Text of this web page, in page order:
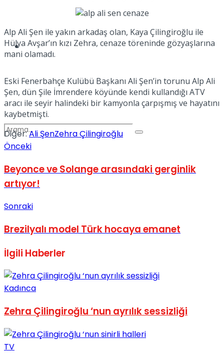
Podcast
No Result
View All Result
Alp Ali Şen ile yakın arkadaş olan, Kaya Çilingiroğlu ile
Hülya Avşar’ın kızı Zehra, cenaze töreninde gözyaşlarına
mani olamadı.
Eski Fenerbahçe Kulübü Başkanı Ali Şen’in torunu Alp Ali
Şen, dün Şile İmrendere köyünde kendi kullandığı ATV
aracı ile seyir halindeki bir kamyonla çarpışmış ve hayatını
kaybetmişti.
Diğer:Ali ŞenZehra Çilingiroğlu
Önceki
Beyonce ve Solange arasındaki gerginlik
artıyor!
Sonraki
Brezilyalı model Türk hocaya emanet
İlgili Haberler
Kadınca
Zehra Çilingiroğlu ‘nun ayrılık sessizliği
TV